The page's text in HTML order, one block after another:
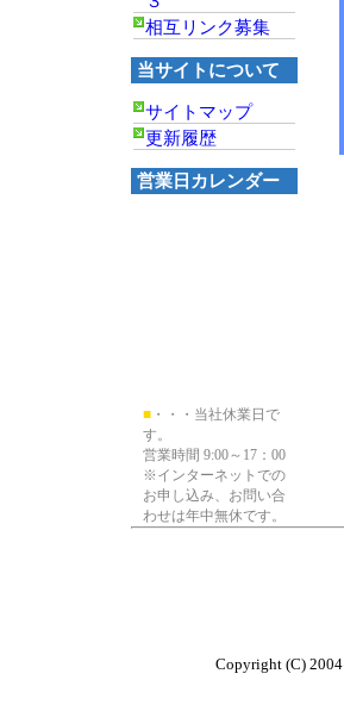
相互リンク募集
当サイトについて
サイトマップ
更新履歴
営業日カレンダー
■ ・・・当社休業日で
す。
営業時間 9:00～17：00
※インターネットでの
お申し込み、お問い合
わせは年中無休です。
Copyright (C) 2004